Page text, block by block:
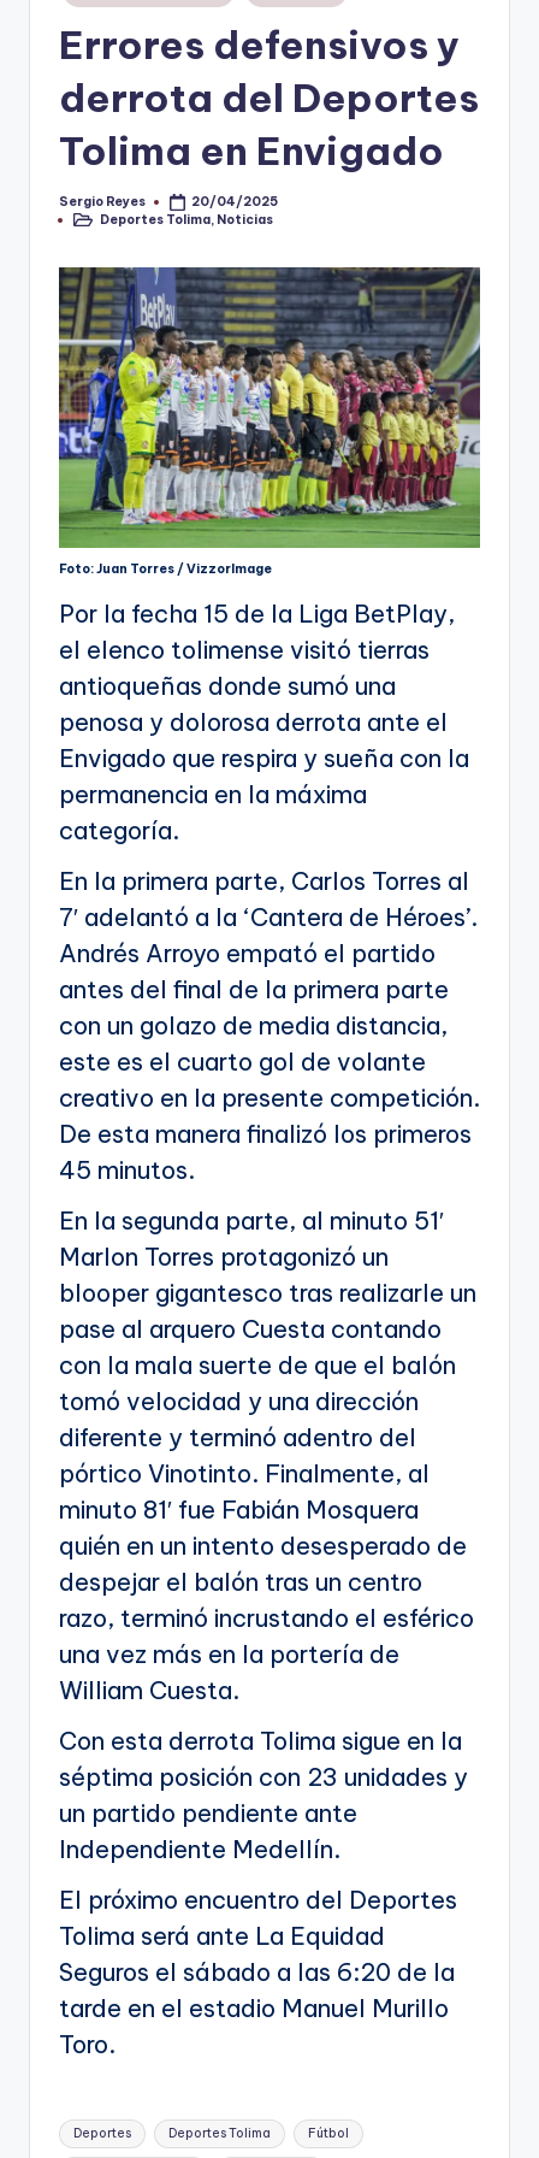
V
ti
o
en
Errores defensivos y
derrota del Deportes
Tolima en Envigado
Publicado
por
Sergio Reyes
20/04/2025
Publicado
Deportes Tolima Noticias
Foto: Juan Torres / VizzorImage
Por la fecha 15 de la Liga BetPlay,
el elenco tolimense visitó tierras
antioqueñas donde sumó una
penosa y dolorosa derrota ante el
Envigado que respira y sueña con la
permanencia en la máxima
categoría.
En la primera parte, Carlos Torres al
7′ adelantó a la ‘Cantera de Héroes’.
Andrés Arroyo empató el partido
antes del final de la primera parte
con un golazo de media distancia,
este es el cuarto gol de volante
creativo en la presente competición.
De esta manera finalizó los primeros
45 minutos.
En la segunda parte, al minuto 51′
Marlon Torres protagonizó un
blooper gigantesco tras realizarle un
pase al arquero Cuesta contando
con la mala suerte de que el balón
tomó velocidad y una dirección
diferente y terminó adentro del
pórtico Vinotinto. Finalmente, al
minuto 81′ fue Fabián Mosquera
quién en un intento desesperado de
despejar el balón tras un centro
razo, terminó incrustando el esférico
una vez más en la portería de
William Cuesta.
Con esta derrota Tolima sigue en la
séptima posición con 23 unidades y
un partido pendiente ante
Independiente Medellín.
El próximo encuentro del Deportes
Tolima será ante La Equidad
Seguros el sábado a las 6:20 de la
tarde en el estadio Manuel Murillo
Toro.
Etiquetas:
Deportes Deportes Tolima Fútbol